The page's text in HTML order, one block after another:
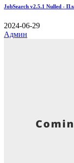
JobSearch v2.5.1 Nulled -
2024-06-29
Админ